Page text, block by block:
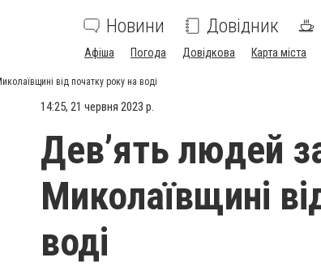
Новини Довідник
Афіша Погода Довідкова Карта міста
від початку року на воді
14:25, 21 червня 2023 р.
Дев’ять людей
Миколаївщині
воді